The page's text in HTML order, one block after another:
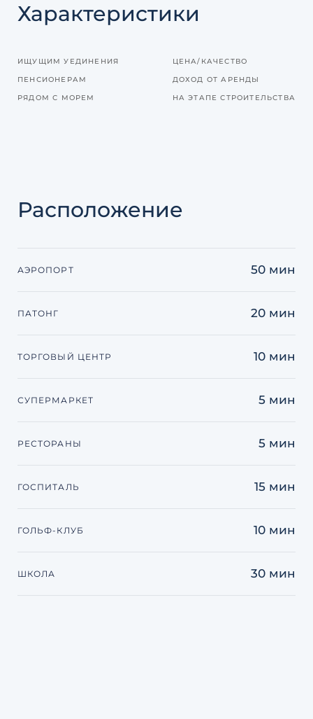
Характеристики
ИЩУЩИМ УЕДИНЕНИЯ
ПЕНСИОНЕРАМ
РЯДОМ С МОРЕМ
ЦЕНА/КАЧЕСТВО
ДОХОД ОТ АРЕНДЫ
НА ЭТАПЕ СТРОИТЕЛЬСТВА
Расположение
АЭРОПОРТ 50 мин
ПАТОНГ 20 мин
ТОРГОВЫЙ ЦЕНТР 10 мин
СУПЕРМАРКЕТ 5 мин
РЕСТОРАНЫ 5 мин
ГОСПИТАЛЬ 15 мин
ГОЛЬФ-КЛУБ 10 мин
ШКОЛА 30 мин